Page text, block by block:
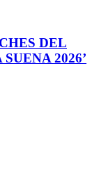
DEL
2026’